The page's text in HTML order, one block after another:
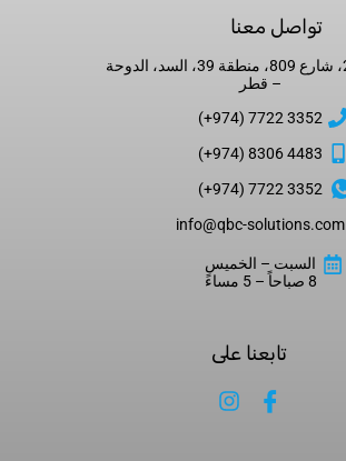
تواصل معنا
مبنى رقم 2، شارع 809، منطقة 39، السد، الدوحة
– قطر
3352 7722 (974+)
4483 8306 (974+)
3352 7722 (974+)
info@qbc-solutions.com
السبت – الخميس
8 صباحاً – 5 مساءً
تابعنا على